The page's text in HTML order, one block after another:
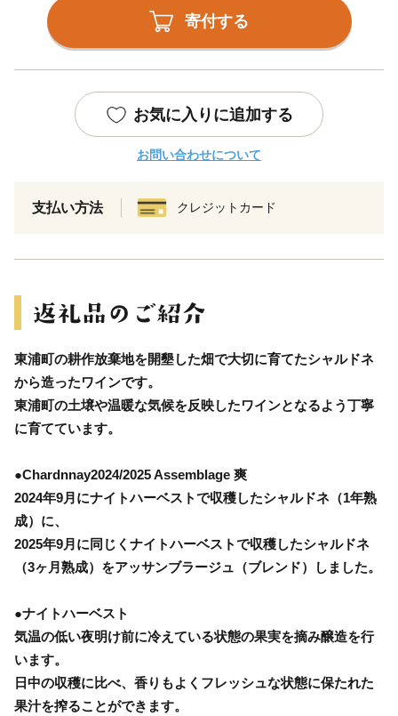
寄付する
お気に入りに追加する
お問い合わせについて
支払い方法 クレジットカード
東浦町の耕作放棄地を開墾した畑で大切に育てたシャルドネ
から造ったワインです。
東浦町の土壌や温暖な気候を反映したワインとなるよう丁寧
に育てています。
●Chardnnay2024/2025 Assemblage 爽
2024年9月にナイトハーベストで収穫したシャルドネ（1年熟
成）に、
2025年9月に同じくナイトハーベストで収穫したシャルドネ
（3ヶ月熟成）をアッサンブラージュ（ブレンド）しました。
●ナイトハーベスト
気温の低い夜明け前に冷えている状態の果実を摘み醸造を行
います。
日中の収穫に比べ、香りもよくフレッシュな状態に保たれた
果汁を搾ることができます。